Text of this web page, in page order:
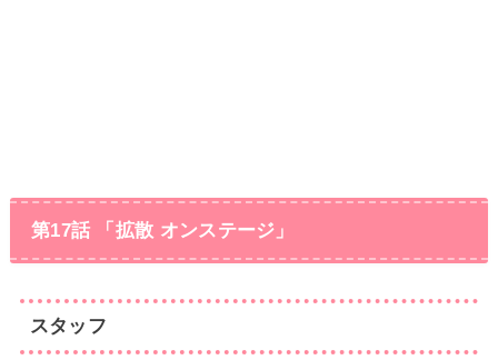
第17話 「拡散 オンステージ」
スタッフ